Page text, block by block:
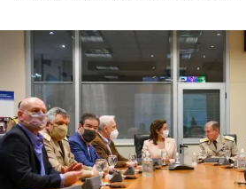
Consulta de pago a proveedores
Convocatorias
Intranet
Login